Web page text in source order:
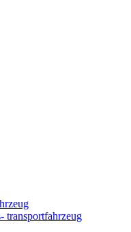
transportfahrzeug